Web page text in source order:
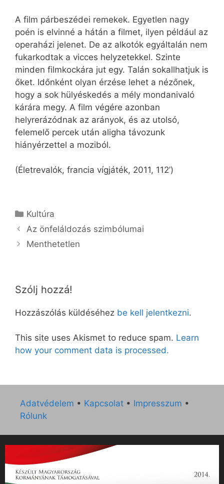
A film párbeszédei remekek. Egyetlen nagy
poén is elvinné a hátán a filmet, ilyen például az
operaházi jelenet. De az alkotók egyáltalán nem
fukarkodtak a vicces helyzetekkel. Szinte
minden filmkockára jut egy. Talán sokallhatjuk is
őket. Időnként olyan érzése lehet a nézőnek,
hogy a sok hülyéskedés a mély mondanivaló
kárára megy. A film végére azonban
helyrerázódnak az arányok, és az utolsó,
felemelő percek után aligha távozunk
hiányérzettel a moziból.
(Életrevalók, francia vígjáték, 2011, 112’)
Kategória
Kultúra
Az önfeláldozás szimbólumai
Menthetetlen
Szólj hozzá!
Hozzászólás küldéséhez be kell jelentkezni.
This site uses Akismet to reduce spam. Learn
how your comment data is processed.
Adatvédelem • Kapcsolat • Impresszum •
Rólunk